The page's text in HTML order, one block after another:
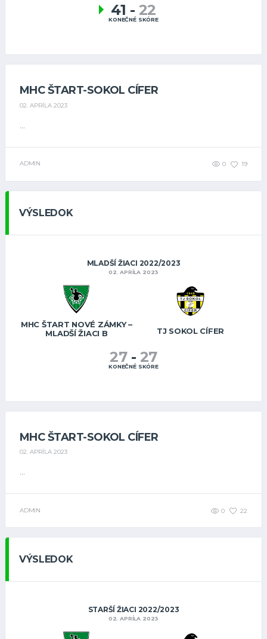
41 - 22
KONEČNÉ SKÓRE
MHC ŠTART-SOKOL CÍFER
02. APRÍLA 2023
...
ADMIN 0 19
VÝSLEDOK
MLADŠÍ ŽIACI 2022/2023
02. APRÍLA 2023
MHC ŠTART NOVÉ ZÁMKY –
MLADŠÍ ŽIACI B
TJ SOKOL CÍFER
27 - 27
KONEČNÉ SKÓRE
MHC ŠTART-SOKOL CÍFER
02. APRÍLA 2023
...
ADMIN 0 22
VÝSLEDOK
STARŠÍ ŽIACI 2022/2023
02. APRÍLA 2023